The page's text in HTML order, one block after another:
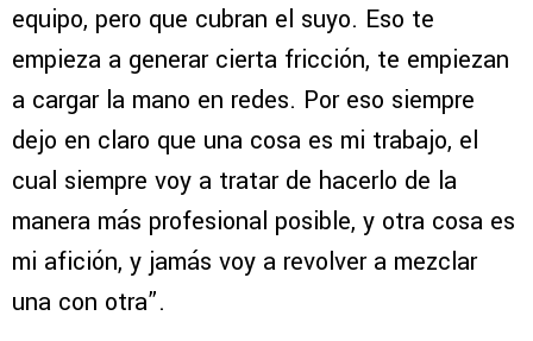
equipo, pero que cubran el suyo. Eso te
empieza a generar cierta fricción, te empiezan
a cargar la mano en redes. Por eso siempre
dejo en claro que una cosa es mi trabajo, el
cual siempre voy a tratar de hacerlo de la
manera más profesional posible, y otra cosa es
mi afición, y jamás voy a revolver a mezclar
una con otra”.